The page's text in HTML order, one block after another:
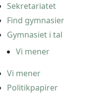
Sekretariatet
Find gymnasier
Gymnasiet i tal
Vi mener
Vi mener
Politikpapirer